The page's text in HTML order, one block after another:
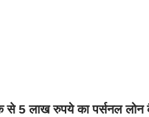
5 लाख रुपये का पर्सनल लोन